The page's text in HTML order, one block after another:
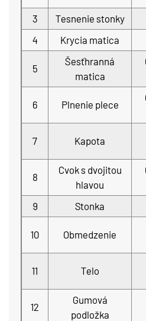
3
Tesnenie stonky
4
Krycia matica
5
Šesťhranná
matica
6 Plnenie plece
7 Kapota
8
Cvok s dvojitou
hlavou
9
Stonka
10 Obmedzenie
11 Telo
12
Gumová
podložka